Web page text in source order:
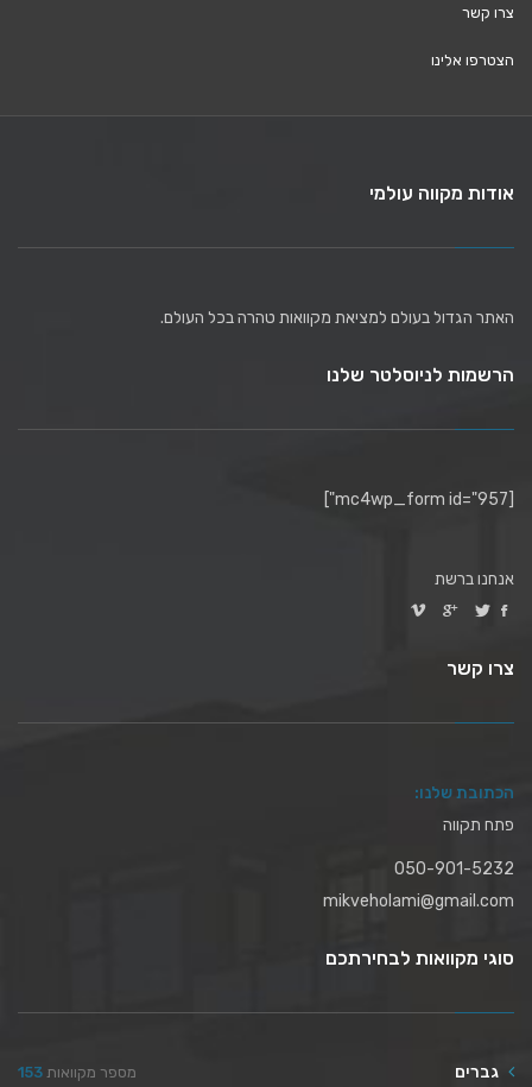
צרו קשר
הצטרפו אלינו
אודות מקווה עולמי
האתר הגדול בעולם למציאת מקוואות טהרה בכל העולם.
הרשמות לניוסלטר שלנו
[mc4wp_form id="957"]
אנחנו ברשת
צרו קשר
הכתובת שלנו:
פתח תקווה
050-901-5232
mikveholami@gmail.com
סוגי מקוואות לבחירתכם
גברים 153 מספר מקוואות